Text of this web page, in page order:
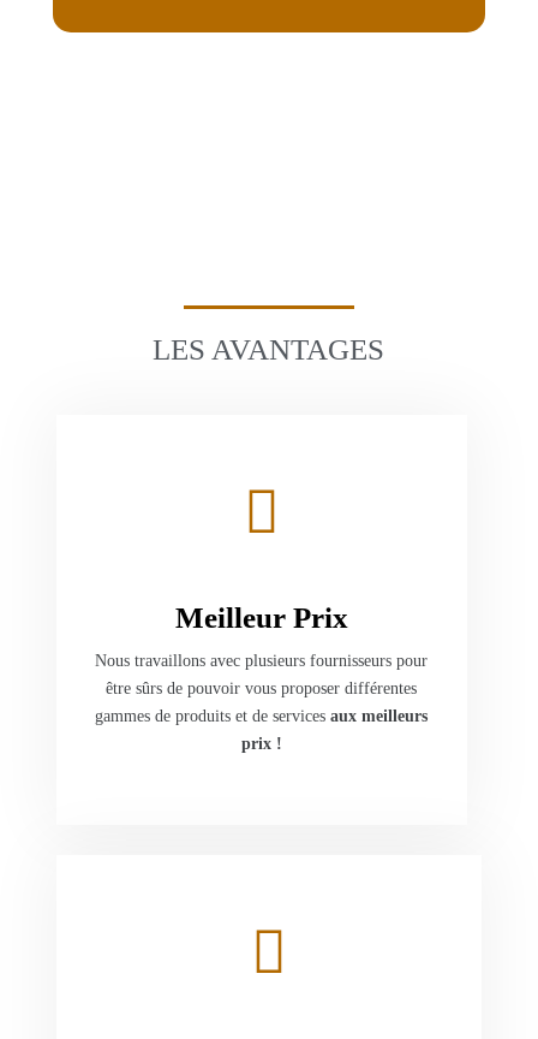
LES AVANTAGES
Meilleur Prix
Nous travaillons avec plusieurs fournisseurs pour
être sûrs de pouvoir vous proposer différentes
gammes de produits et de servicesaux meilleurs
prix !